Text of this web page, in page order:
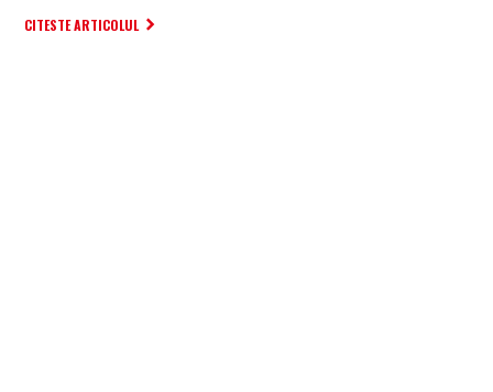
CITESTE ARTICOLUL